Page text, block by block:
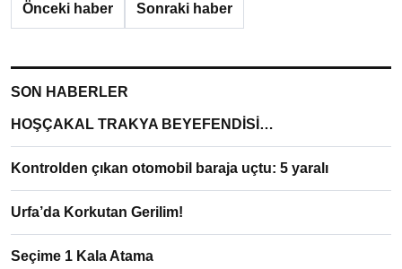
Önceki haber Sonraki haber
SON HABERLER
HOŞÇAKAL TRAKYA BEYEFENDİSİ…
Kontrolden çıkan otomobil baraja uçtu: 5 yaralı
Urfa’da Korkutan Gerilim!
Seçime 1 Kala Atama